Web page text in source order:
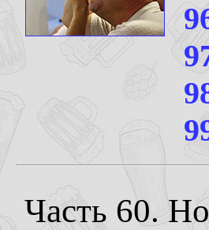
Часть 60.